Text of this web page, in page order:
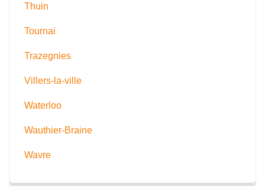
Thuin
Tournai
Trazegnies
Villers-la-ville
Waterloo
Wauthier-Braine
Wavre